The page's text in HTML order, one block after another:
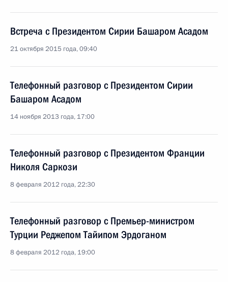
Встреча с Президентом Сирии Башаром Асадом
21 октября 2015 года, 09:40
Телефонный разговор с Президентом Сирии
Башаром Асадом
14 ноября 2013 года, 17:00
Телефонный разговор с Президентом Франции
Николя Саркози
8 февраля 2012 года, 22:30
Телефонный разговор с Премьер-министром
Турции Реджепом Тайипом Эрдоганом
8 февраля 2012 года, 19:00